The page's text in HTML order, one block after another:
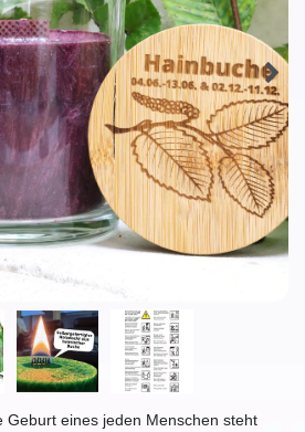
Geburt eines jeden Menschen steht